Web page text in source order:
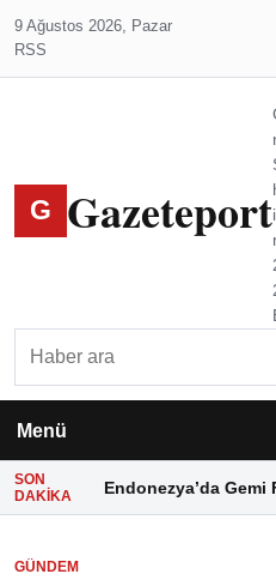
9 Ağustos 2026, Pazar
RSS
G Gazeteport
Menü
SON
DAKIKA
Endonezya’da Gemi
GÜNDEM